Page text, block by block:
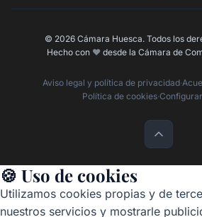
© 2026 Cámara Huesca. Todos los
Hecho con ❤️ desde la Cámara de
Aviso legal y política de privacidad·
Política de cookies·
🍪 Uso de cookies
Utilizamos cookies propias y de
nuestros servicios y mostrarle